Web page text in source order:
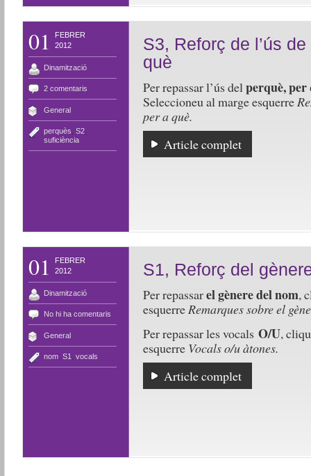
01
FEBRER
2012
Dinamització
2 comentaris
General
perquès S2,
suficiència
S3, Reforç de l’ús
què
Per repassar l’ús delperquè,
Seleccioneu al marge esquerre
per a què.
Article complet
01
FEBRER
2012
Dinamització
No hi ha comentaris
General
nom, S1 vocals
S1, Reforç del
Per repassarel gènere del nom,
esquerreRemarques sobre el
Per repassar les vocals O/U,
esquerre Vocals o/u àtones.
Article complet